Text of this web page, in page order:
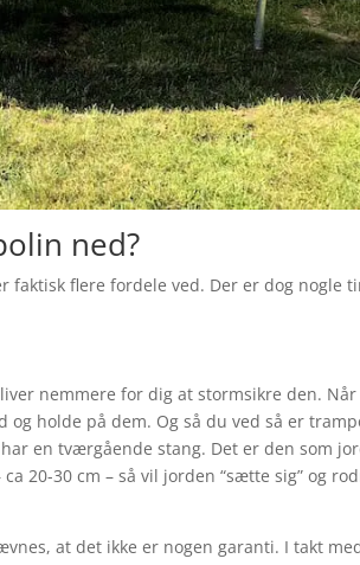
ned?
flere fordele ved. Der er dog nogle
nemmere for dig at stormsikre den.
holde på dem. Og så du ved så er
en tværgående stang. Det er den som
20-30 cm – så vil jorden “sætte sig” og
at det ikke er nogen garanti. I takt